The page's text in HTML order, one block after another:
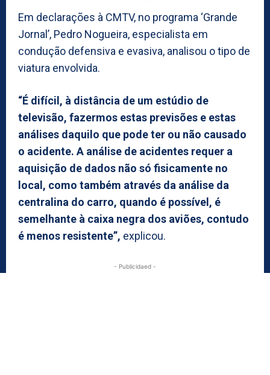
Em declarações à CMTV, no programa ‘Grande
Jornal’, Pedro Nogueira, especialista em
condução defensiva e evasiva, analisou o tipo de
viatura envolvida.
“É difícil, à distância de um estúdio de
televisão, fazermos estas previsões e estas
análises daquilo que pode ter ou não causado
o acidente. A análise de acidentes requer a
aquisição de dados não só fisicamente no
local, como também através da análise da
centralina do carro, quando é possível, é
semelhante à caixa negra dos aviões, contudo
é menos resistente”, explicou.
- Publicidaed -